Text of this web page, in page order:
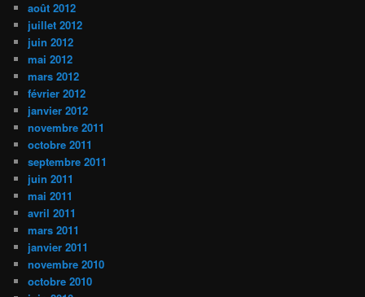
août 2012
juillet 2012
juin 2012
mai 2012
mars 2012
février 2012
janvier 2012
novembre 2011
octobre 2011
septembre 2011
juin 2011
mai 2011
avril 2011
mars 2011
janvier 2011
novembre 2010
octobre 2010